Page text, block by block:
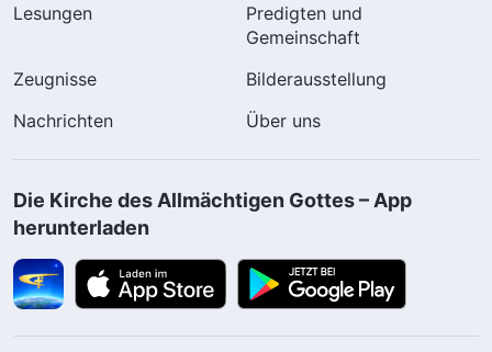
Lesungen
Predigten und
Gemeinschaft
Zeugnisse
Bilderausstellung
Nachrichten
Über uns
Die Kirche des Allmächtigen Gottes – App
herunterladen